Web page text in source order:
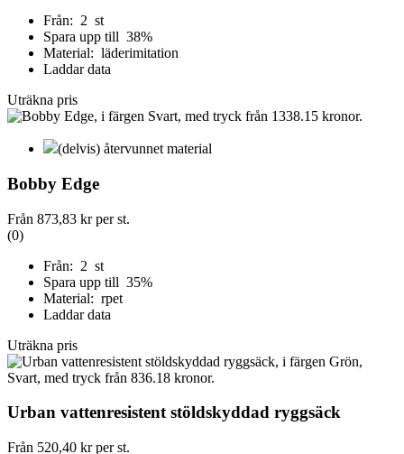
Från: 2 st
Spara upp till 38%
Material: läderimitation
Laddar data
Uträkna pris
(delvis) återvunnet material
Bobby Edge
Från 873,83 krper st.
(0)
Från: 2 st
Spara upp till 35%
Material: rpet
Laddar data
Uträkna pris
Urban vattenresistent stöldskyddad ryggsäck
Från 520,40 krper st.